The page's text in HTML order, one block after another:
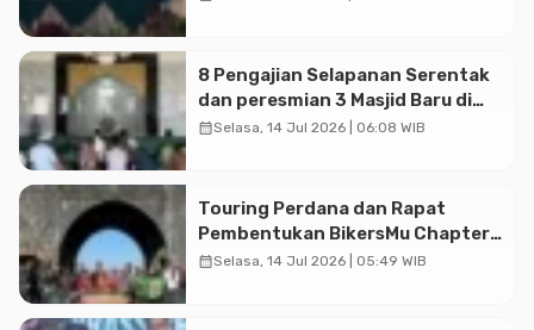
8 Pengajian Selapanan Serentak
dan peresmian 3 Masjid Baru di
Banyumas
calendar_monthSelasa, 14 Jul 2026 | 06:08 WIB
Touring Perdana dan Rapat
Pembentukan BikersMu Chapter
Temanggung Korwil Jateng :
calendar_monthSelasa, 14 Jul 2026 | 05:49 WIB